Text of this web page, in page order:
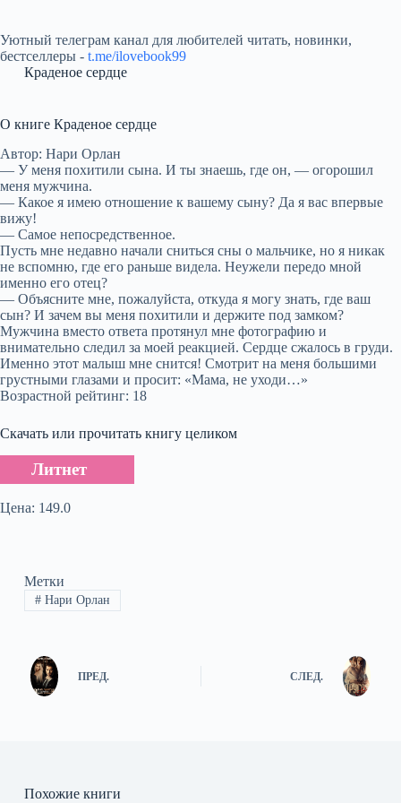
Уютный телеграм канал для любителей читать, новинки,
бестселлеры - t.me/ilovebook99
Краденое сердце
О книге Краденое сердце
Автор: Нари Орлан
— У меня похитили сына. И ты знаешь, где он, — огорошил
меня мужчина.
— Какое я имею отношение к вашему сыну? Да я вас впервые
вижу!
— Самое непосредственное.
Пусть мне недавно начали сниться сны о мальчике, но я никак
не вспомню, где его раньше видела. Неужели передо мной
именно его отец?
— Объясните мне, пожалуйста, откуда я могу знать, где ваш
сын? И зачем вы меня похитили и держите под замком?
Мужчина вместо ответа протянул мне фотографию и
внимательно следил за моей реакцией. Сердце сжалось в груди.
Именно этот малыш мне снится! Смотрит на меня большими
грустными глазами и просит: «Мама, не уходи…»
Возрастной рейтинг: 18
Скачать или прочитать книгу целиком
Литнет
Цена: 149.0
Метки
#Нари Орлан
ПРЕД. СЛЕД.
Похожие книги